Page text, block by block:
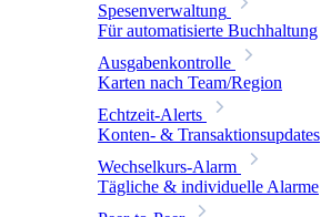
Spesenverwaltung
Für automatisierte Buchhaltung
Ausgabenkontrolle
Karten nach Team/Region
Echtzeit-Alerts
Konten- & Transaktionsupdates
Wechselkurs-Alarm
Tägliche & individuelle Alarme